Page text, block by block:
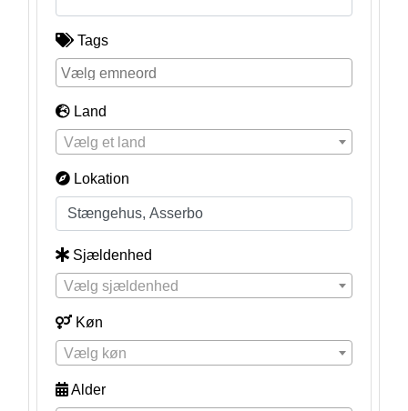
Tags
Land
Vælg et land
Lokation
Sjældenhed
Vælg sjældenhed
Køn
Vælg køn
Alder